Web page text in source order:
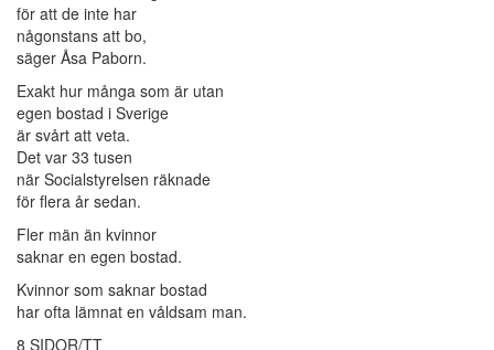
för att de inte har
någonstans att bo,
säger Åsa Paborn.
Exakt hur många som är utan
egen bostad i Sverige
är svårt att veta.
Det var 33 tusen
när Socialstyrelsen räknade
för flera år sedan.
Fler män än kvinnor
saknar en egen bostad.
Kvinnor som saknar bostad
har ofta lämnat en våldsam man.
8 SIDOR/TT